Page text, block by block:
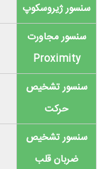
سنسور ژیروسکوپ
سنسور مجاورت
Proximity
سنسور تشخیص
حرکت
سنسور تشخیص
ضربان قلب